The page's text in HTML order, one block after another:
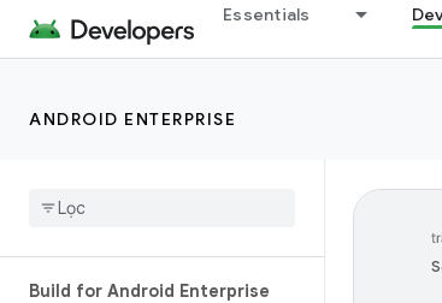
Essentials
ANDROID ENTERPRISE
Build for Android Enterprise